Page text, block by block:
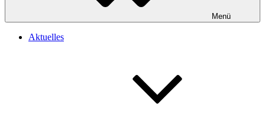
Menü
Aktuelles